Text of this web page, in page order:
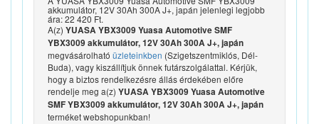
akkumulátor, 12V 30Ah 300A J+, japán jelenlegi legjobb
ára: 22 420 Ft.
A(z) YUASA YBX3009 Yuasa Automotive SMF
YBX3009 akkumulátor, 12V 30Ah 300A J+, japán
megvásárolható üzleteinkben (Szigetszentmiklós, Dél-
Buda), vagy kiszállítjuk önnek futárszolgálattal. Kérjük,
hogy a biztos rendelkezésre állás érdekében előre
rendelje meg a(z) YUASA YBX3009 Yuasa Automotive
SMF YBX3009 akkumulátor, 12V 30Ah 300A J+, japán
terméket webshopunkban!